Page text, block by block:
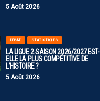
5 Août 2026
DÉBAT STATISTIQUES
LA LIGUE 2 SAISON 2026/2027 EST-
ELLE LA PLUS COMPÉTITIVE DE
L’HISTOIRE ?
5 Août 2026